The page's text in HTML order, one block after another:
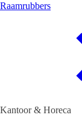
Raamrubbers
Kantoor & Horeca